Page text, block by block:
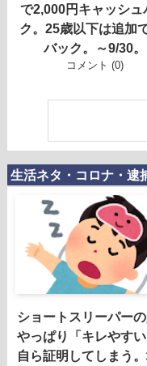
で2,000円キャッシュ
ク。25歳以下は追加
バック。～9/30。
コメント (0)
生活ネタ・コロナ・逮
ショートスリーパーの
やっぱり「キレやす
自ら証明してしまう